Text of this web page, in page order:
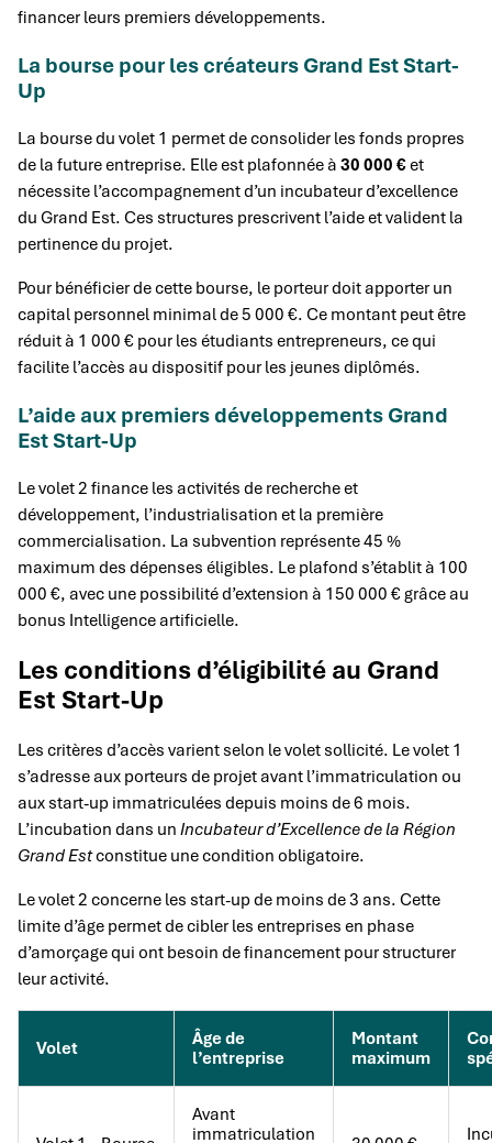
financer leurs premiers développements.
La bourse pour les créateurs Grand Est Start-
Up
La bourse du volet 1 permet de consolider les fonds propres
de la future entreprise. Elle est plafonnée à 30 000 €et
nécessite l’accompagnement d’un incubateur d’excellence
du Grand Est. Ces structures prescrivent l’aide et valident la
pertinence du projet.
Pour bénéficier de cette bourse, le porteur doit apporter un
capital personnel minimal de 5 000 €. Ce montant peut être
réduit à 1 000 € pour les étudiants entrepreneurs, ce qui
facilite l’accès au dispositif pour les jeunes diplômés.
L’aide aux premiers développements Grand
Est Start-Up
Le volet 2 finance les activités de recherche et
développement, l’industrialisation et la première
commercialisation. La subvention représente 45 %
maximum des dépenses éligibles. Le plafond s’établit à 100
000 €, avec une possibilité d’extension à 150 000 € grâce au
bonus Intelligence artificielle.
Les conditions d’éligibilité au Grand
Est Start-Up
Les critères d’accès varient selon le volet sollicité. Le volet 1
s’adresse aux porteurs de projet avant l’immatriculation ou
aux start-up immatriculées depuis moins de 6 mois.
L’incubation dans un Incubateur d’Excellence de la Région
Grand Estconstitue une condition obligatoire.
Le volet 2 concerne les start-up de moins de 3 ans. Cette
limite d’âge permet de cibler les entreprises en phase
d’amorçage qui ont besoin de financement pour structurer
leur activité.
Volet
Âge de
l’entreprise
Montant
maximum
Avant
immatriculation